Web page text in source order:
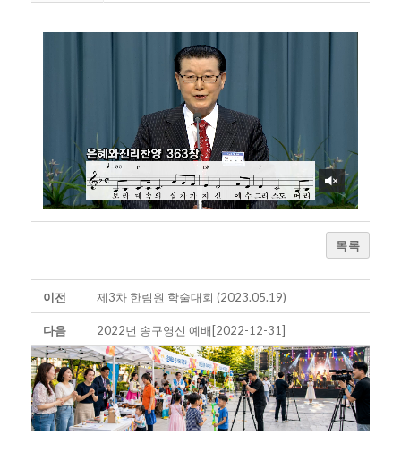
목록
이전 제3차 한림원 학술대회 (2023.05.19)
다음 2022년 송구영신 예배[2022-12-31]